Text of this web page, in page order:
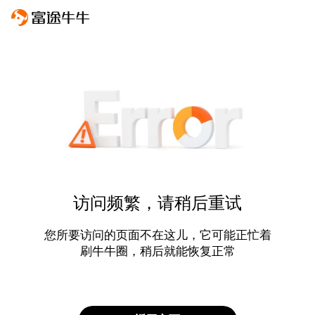
访问频繁，请稍后重试
您所要访问的页面不在这儿，它可能正忙着
刷牛牛圈，稍后就能恢复正常